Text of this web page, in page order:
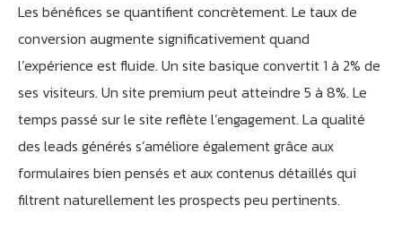
Les bénéfices se quantifient concrètement. Le taux de
conversion augmente significativement quand
l’expérience est fluide. Un site basique convertit 1 à 2% de
ses visiteurs. Un site premium peut atteindre 5 à 8%. Le
temps passé sur le site reflète l’engagement. La qualité
des leads générés s’améliore également grâce aux
formulaires bien pensés et aux contenus détaillés qui
filtrent naturellement les prospects peu pertinents.